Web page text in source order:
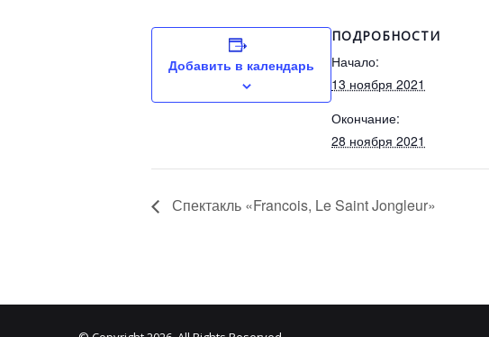
Добавить в календарь
ПОДРОБНОСТИ
Начало:
13 ноября 2021
Окончание:
28 ноября 2021
Спектакль «Francois, Le Saint Jongleur»